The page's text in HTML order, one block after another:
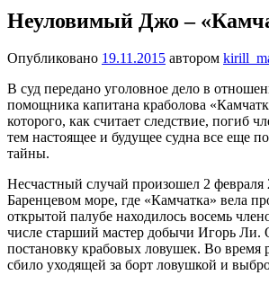
Неуловимый Джо –
Опубликовано 19.11.2015 автором
В суд передано уголовное дело в
помощника капитана краболова
которого, как считает следствие, погиб
тем настоящее и будущее судна все еще
тайны.
Несчастный случай произошел 2 февраля
Баренцевом море, где «Камчатка» вела
открытой палубе находилось восемь
числе старший мастер добычи Игорь
постановку крабовых ловушек. Во время
сбило уходящей за борт ловушкой и